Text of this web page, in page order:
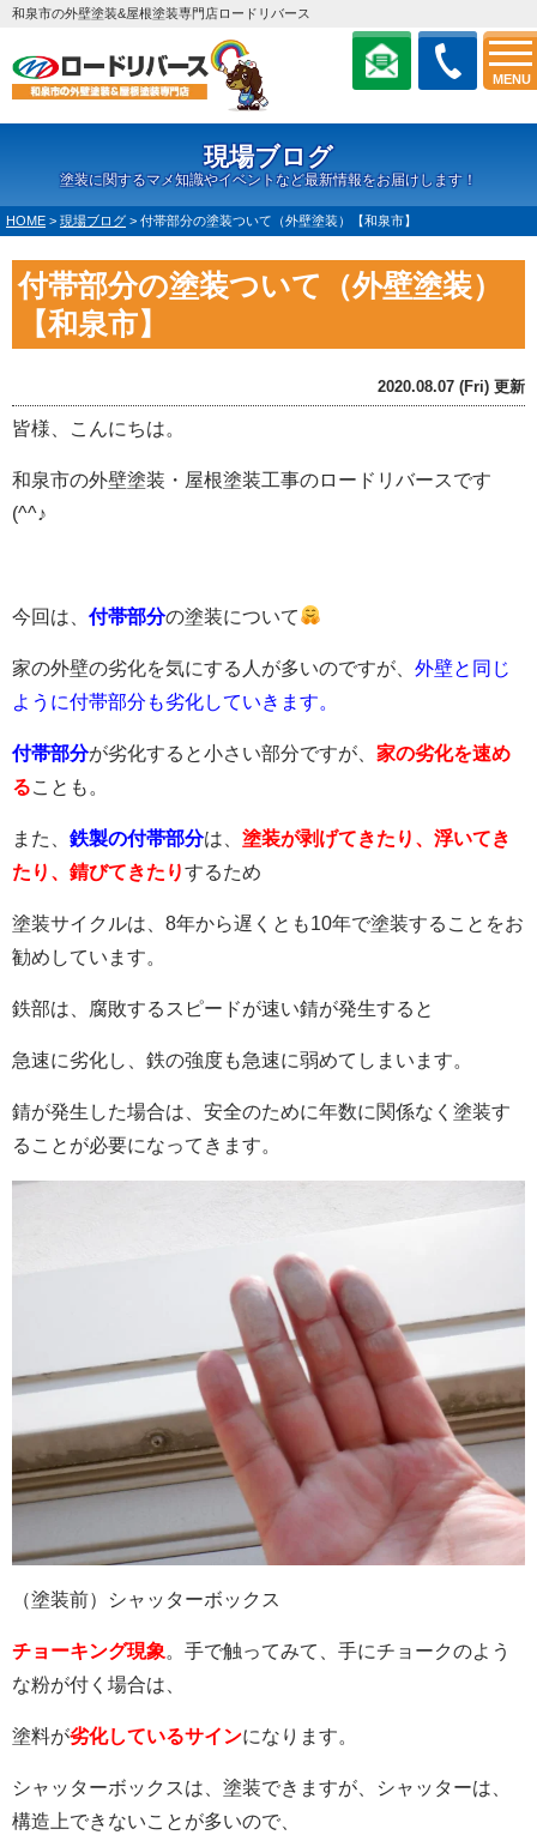
MENU
和泉市の外壁塗装&屋根塗装専門店ロードリバース
現場ブログ
塗装に関するマメ知識やイベントなど最新情報をお届けします！
HOME > 現場ブログ > 付帯部分の塗装ついて（外壁塗装）【和泉市】
付帯部分の塗装ついて（外壁塗装）
【和泉市】
2020.08.07 (Fri) 更新
皆様、こんにちは。
和泉市の外壁塗装・屋根塗装工事のロードリバースです
(^^♪
今回は、 付帯部分の塗装について
家の外壁の劣化を気にする人が多いのですが、 外壁と同じ
ように付帯部分も劣化していきます。
付帯部分が劣化すると小さい部分ですが、 家の劣化を速め
ることも。
また、 鉄製の付帯部分は、 塗装が剥げてきたり、浮いてき
たり、錆びてきたりするため
塗装サイクルは、8年から遅くとも10年で塗装することをお
勧めしています。
鉄部は、腐敗するスピードが速い錆が発生すると
急速に劣化し、鉄の強度も急速に弱めてしまいます。
錆が発生した場合は、安全のために年数に関係なく塗装す
ることが必要になってきます。
（塗装前）シャッターボックス
チョーキング現象。手で触ってみて、手にチョークのよう
な粉が付く場合は、
塗料が劣化しているサインになります。
シャッターボックスは、塗装できますが、シャッターは、
構造上できないことが多いので、